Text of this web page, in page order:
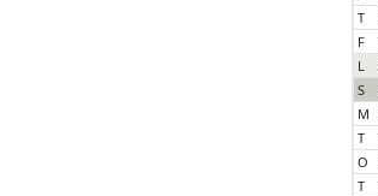
T
F
L
S
M
T
O
T